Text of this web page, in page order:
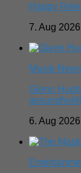
Happy
7. Aug 2026
Musik-
Glenn
6. Aug 2026